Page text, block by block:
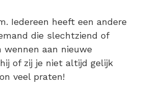
Iedereen heeft een andere
die slechtziend of
wennen aan nieuwe
of zij je niet altijd gelijk
veel praten!